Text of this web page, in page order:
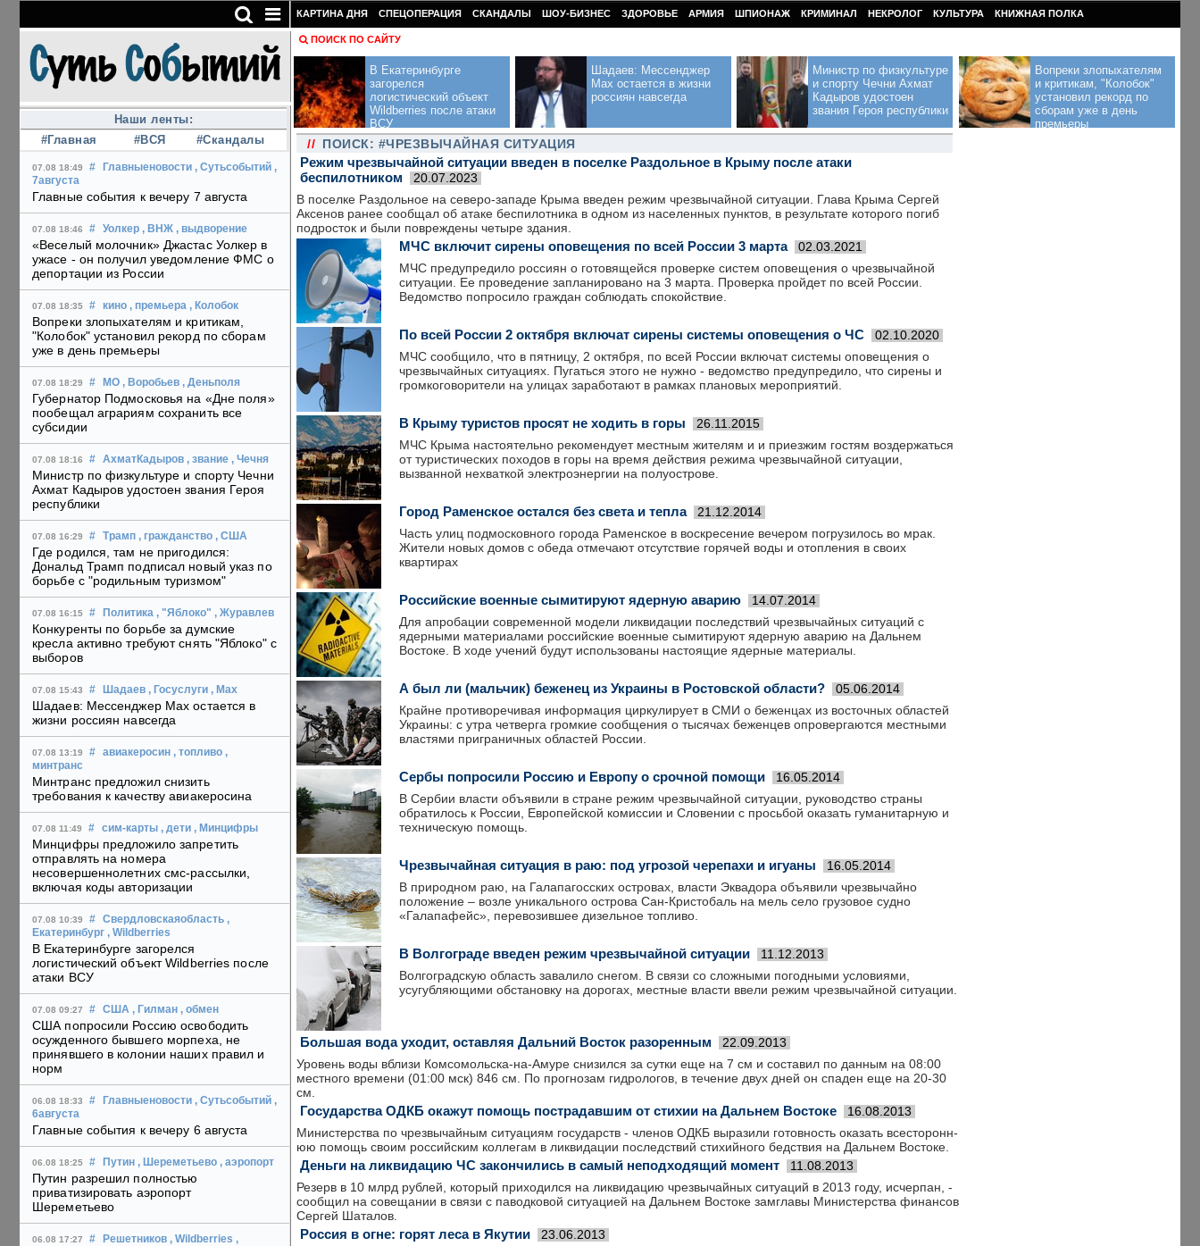
Наши ленты:
#Главная
#ВСЯ #Скандалы
07.08 18:49 # Главныеновости , Сутьсобытий ,
7августа
Главные события к вечеру 7 августа
07.08 18:46 # Уолкер , ВНЖ , выдворение
«Веселый молочник» Джастас Уолкер в
ужасе - он получил уведомление ФМС о
депортации из России
07.08 18:35 # кино , премьера , Колобок
Вопреки злопыхателям и критикам,
"Колобок" установил рекорд по сборам
уже в день премьеры
07.08 18:29 # МО , Воробьев , Деньполя
Губернатор Подмосковья на «Дне поля»
пообещал аграриям сохранить все
субсидии
07.08 18:16 # АхматКадыров , звание , Чечня
Министр по физкультуре и спорту Чечни
Ахмат Кадыров удостоен звания Героя
республики
07.08 16:29 # Трамп , гражданство , США
Где родился, там не пригодился:
Дональд Трамп подписал новый указ по
борьбе с "родильным туризмом"
07.08 16:15 # Политика , "Яблоко" , Журавлев
Конкуренты по борьбе за думские
кресла активно требуют снять "Яблоко" с
выборов
07.08 15:43 # Шадаев , Госуслуги , Max
Шадаев: Мессенджер Max остается в
жизни россиян навсегда
07.08 13:19 # авиакеросин , топливо ,
минтранс
Минтранс предложил снизить
требования к качеству авиакеросина
07.08 11:49 # сим-карты , дети , Минцифры
Минцифры предложило запретить
отправлять на номера
несовершеннолетних смс-рассылки,
включая коды авторизации
07.08 10:39 # Свердловскаяобласть ,
Екатеринбург , Wildberries
В Екатеринбурге загорелся
логистический объект Wildberries после
атаки ВСУ
07.08 09:27 # США , Гилман , обмен
США попросили Россию освободить
осужденного бывшего морпеха, не
принявшего в колонии наших правил и
норм
06.08 18:33 # Главныеновости , Сутьсобытий ,
6августа
Главные события к вечеру 6 августа
06.08 18:25 # Путин , Шереметьево , аэропорт
Путин разрешил полностью
приватизировать аэропорт
Шереметьево
06.08 17:27 # Решетников , Wildberries ,
КАРТИНА ДНЯ СПЕЦОПЕРАЦИЯ СКАНДАЛЫ ШОУ-БИЗНЕС ЗДОРОВЬЕ АРМИЯ ШПИОНАЖ КРИМИНАЛ НЕКРОЛОГ КУЛЬТУРА КНИЖНАЯ ПОЛКА
ПОИСК ПО САЙТУ
В Екатеринбурге
загорелся
логистический объект
Wildberries после атаки
ВСУ
Шадаев: Мессенджер
Max остается в жизни
россиян навсегда
Министр по физкультуре
и спорту Чечни Ахмат
Кадыров удостоен
звания Героя республики
Вопреки злопыхателям
и критикам, "Колобок"
установил рекорд по
сборам уже в день
премьеры
// ПОИСК: #ЧРЕЗВЫЧАЙНАЯ СИТУАЦИЯ
Режим чрезвычайной ситуации введен в поселке Раздольное в Крыму после атаки
беспилотником
20.07.2023
В поселке Раздольное на северо-западе Крыма введен режим чрезвычайной ситуации. Глава Крыма Сергей
Аксенов ранее сообщал об атаке беспилотника в одном из населенных пунктов, в результате которого погиб
подросток и были повреждены четыре здания.
МЧС включит сирены оповещения по всей России 3 марта 02.03.2021
МЧС предупредило россиян о готовящейся проверке систем оповещения о чрезвычайной
ситуации. Ее проведение запланировано на 3 марта. Проверка пройдет по всей России.
Ведомство попросило граждан соблюдать спокойствие.
По всей России 2 октября включат сирены системы оповещения о ЧС 02.10.2020
МЧС сообщило, что в пятницу, 2 октября, по всей России включат системы оповещения о
чрезвычайных ситуациях. Пугаться этого не нужно - ведомство предупредило, что сирены и
громкоговорители на улицах заработают в рамках плановых мероприятий.
В Крыму туристов просят не ходить в горы 26.11.2015
МЧС Крыма настоятельно рекомендует местным жителям и и приезжим гостям воздержаться
от туристических походов в горы на время действия режима чрезвычайной ситуации,
вызванной нехваткой электроэнергии на полуострове.
Город Раменское остался без света и тепла 21.12.2014
Часть улиц подмосковного города Раменское в воскресение вечером погрузилось во мрак.
Жители новых домов с обеда отмечают отсутствие горячей воды и отопления в своих
квартирах
Российские военные сымитируют ядерную аварию 14.07.2014
Для апробации современной модели ликвидации последствий чрезвычайных ситуаций с
ядерными материалами российские военные сымитируют ядерную аварию на Дальнем
Востоке. В ходе учений будут использованы настоящие ядерные материалы.
А был ли (мальчик) беженец из Украины в Ростовской области? 05.06.2014
Крайне противоречивая информация циркулирует в СМИ о беженцах из восточных областей
Украины: с утра четверга громкие сообщения о тысячах беженцев опровергаются местными
властями приграничных областей России.
Сербы попросили Россию и Европу о срочной помощи 16.05.2014
В Сербии власти объявили в стране режим чрезвычайной ситуации, руководство страны
обратилось к России, Европейской комиссии и Словении с просьбой оказать гуманитарную и
техническую помощь.
Чрезвычайная ситуация в раю: под угрозой черепахи и игуаны 16.05.2014
В природном раю, на Галапагосских островах, власти Эквадора объявили чрезвычайно
положение – возле уникального острова Сан-Кристобаль на мель село грузовое судно
«Галапафейс», перевозившее дизельное топливо.
В Волгограде введен режим чрезвычайной ситуации 11.12.2013
Волгоградскую область завалило снегом. В связи со сложными погодными условиями,
усугубляющими обстановку на дорогах, местные власти ввели режим чрезвычайной ситуации.
Большая вода уходит, оставляя Дальний Восток разоренным 22.09.2013
Уровень воды вблизи Комсомольска-на-Амуре снизился за сутки еще на 7 см и составил по данным на 08:00
местного времени (01:00 мск) 846 см. По прогнозам гидрологов, в течение двух дней он спаден еще на 20-30
см.
Государства ОДКБ окажут помощь пострадавшим от стихии на Дальнем Востоке 16.08.2013
Министерст­ва по чрезвычайн­ым ситуациям государств ­- членов ОДКБ выразили готовность оказать всесторонн­
юю помощь своим российским коллегам в ликвидации последствий стихийного бедствия на Дальнем Востоке.
Деньги на ликвидацию ЧС закончились в самый неподходящий момент 11.08.2013
Резерв в 10 млрд рублей, который приходился на ликвидацию чрезвычайных ситуаций в 2013 году, исчерпан, -
сообщил на совещании в связи с паводковой ситуацией на Дальнем Востоке замглавы Министерства финансов
Сергей Шаталов.
Россия в огне: горят леса в Якутии 23.06.2013